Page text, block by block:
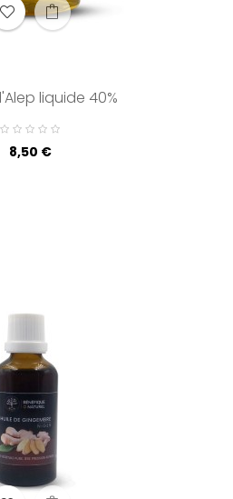
liquide 40%
Prix
8,50 €